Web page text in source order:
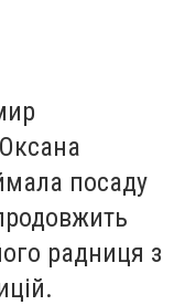
посаду
радниця з